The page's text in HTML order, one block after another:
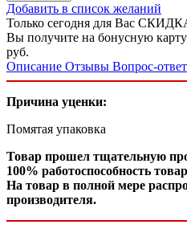
Добавить в список желаний
Только сегодня для Вас
Вы получите на бонусную
руб.
Описание Отзывы Вопрос-ответ
Причина уценки:
Помятая упаковка
Товар прошел тщательную
100% работоспособность
На товар в полной мере
производителя.